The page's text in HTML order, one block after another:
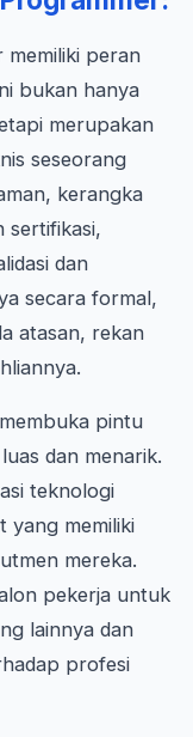
memiliki peran
bukan hanya
merupakan
seseorang
kerangka
sertifikasi,
dan
secara formal,
atasan, rekan
pintu
dan menarik.
teknologi
yang memiliki
mereka.
pekerja untuk
lainnya dan
profesi